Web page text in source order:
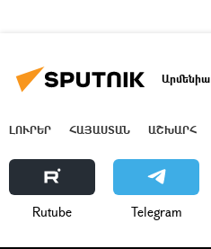
Արմենիա
ԼՈՒՐԵՐ ՀԱՅԱՍՏԱՆ ԱՇԽԱՐՀ
Rutube Telegram